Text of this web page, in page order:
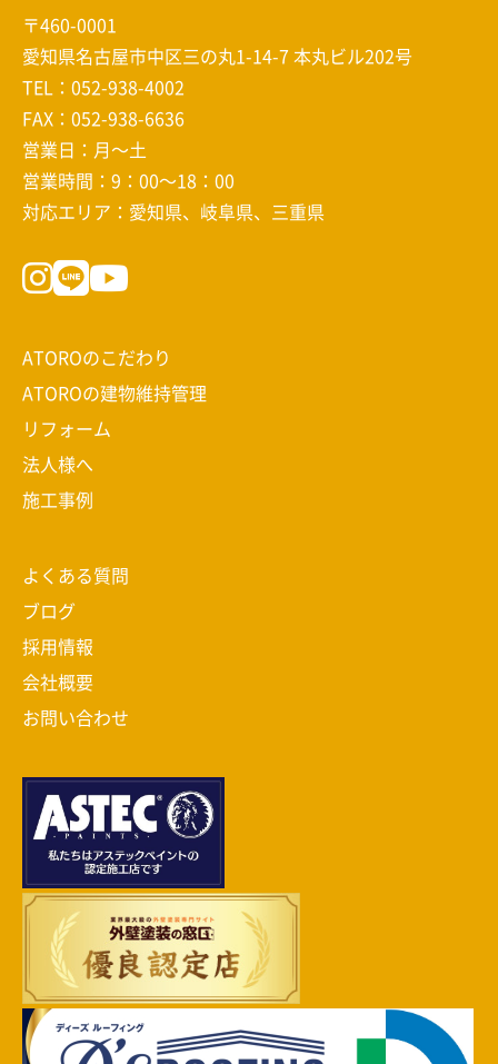
〒460-0001
愛知県名古屋市中区三の丸1-14-7 本丸ビル202号
TEL： 052-938-4002
FAX：052-938-6636
営業日：月～土
営業時間：9：00～18：00
対応エリア：愛知県、岐阜県、三重県
ATOROのこだわり
ATOROの建物維持管理
リフォーム
法人様へ
施工事例
よくある質問
ブログ
採用情報
会社概要
お問い合わせ